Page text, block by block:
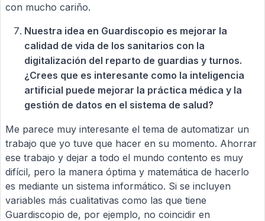
con mucho cariño.
Nuestra idea en Guardiscopio es mejorar la
calidad de vida de los sanitarios con la
digitalización del reparto de guardias y turnos.
¿Crees que es interesante como la inteligencia
artificial puede mejorar la práctica médica y la
gestión de datos en el sistema de salud?
Me parece muy interesante el tema de automatizar un
trabajo que yo tuve que hacer en su momento. Ahorrar
ese trabajo y dejar a todo el mundo contento es muy
difícil, pero la manera óptima y matemática de hacerlo
es mediante un sistema informático. Si se incluyen
variables más cualitativas como las que tiene
Guardiscopio de, por ejemplo, no coincidir en